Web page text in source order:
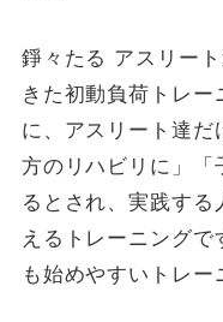
錚々たる アスリー
きた初動負荷トレー
に、アスリート達だ
方のリハビリに」「
るとされ、実践す
えるトレーニング
も始めやすいトレー